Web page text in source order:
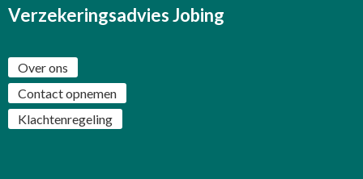
Verzekeringsadvies Jobing
Over ons
Contact opnemen
Klachtenregeling